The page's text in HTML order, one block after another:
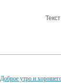
Доброе утро и